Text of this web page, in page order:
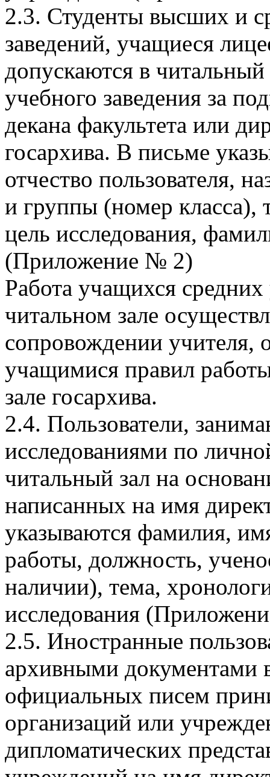
2.3. Студенты высших и
заведений, учащиеся
допускаются в
учебного заведения за
декана факультета или
госархива. В письме
отчество пользователя,
и группы (номер класса),
цель исследования,
(Приложение № 2)
Работа учащихся
читальном зале
сопровождении учителя,
учащимися правил
зале госархива.
2.4. Пользователи,
исследованиями по
читальный зал на
написанных на имя
указываются фамилия,
работы, должность,
наличии), тема,
исследования
2.5. Иностранные
архивными документами
официальных писем
организаций или
дипломатических